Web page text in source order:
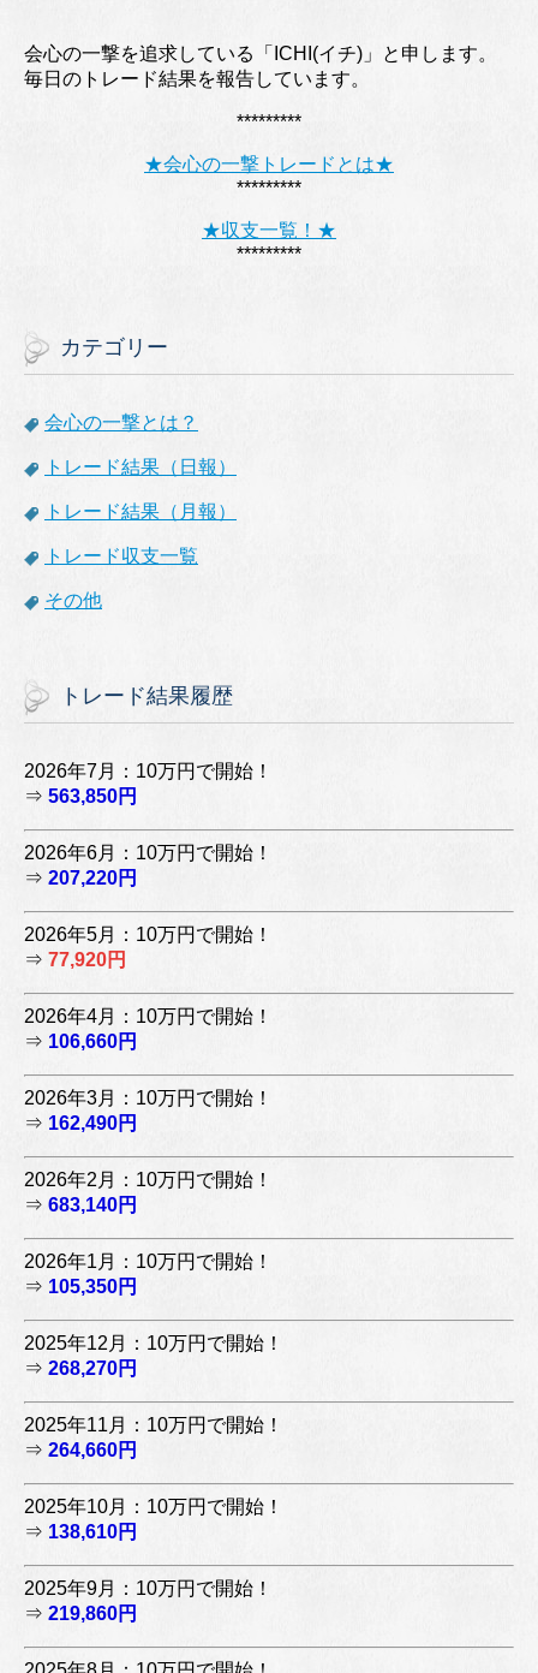
会心の一撃を追求している「ICHI(イチ)」と申します。
毎日のトレード結果を報告しています。
*********
★会心の一撃トレードとは★
*********
★収支一覧！★
*********
カテゴリー
会心の一撃とは？
トレード結果（日報）
トレード結果（月報）
トレード収支一覧
その他
トレード結果履歴
2026年7月：10万円で開始！
⇒ 563,850円
2026年6月：10万円で開始！
⇒ 207,220円
2026年5月：10万円で開始！
⇒ 77,920円
2026年4月：10万円で開始！
⇒ 106,660円
2026年3月：10万円で開始！
⇒ 162,490円
2026年2月：10万円で開始！
⇒ 683,140円
2026年1月：10万円で開始！
⇒ 105,350円
2025年12月：10万円で開始！
⇒ 268,270円
2025年11月：10万円で開始！
⇒ 264,660円
2025年10月：10万円で開始！
⇒ 138,610円
2025年9月：10万円で開始！
⇒ 219,860円